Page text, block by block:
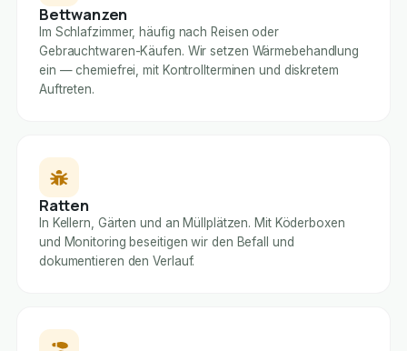
Bettwanzen
Im Schlafzimmer, häufig nach Reisen oder
Gebrauchtwaren-Käufen. Wir setzen Wärmebehandlung
ein — chemiefrei, mit Kontrollterminen und diskretem
Auftreten.
Ratten
In Kellern, Gärten und an Müllplätzen. Mit Köderboxen
und Monitoring beseitigen wir den Befall und
dokumentieren den Verlauf.